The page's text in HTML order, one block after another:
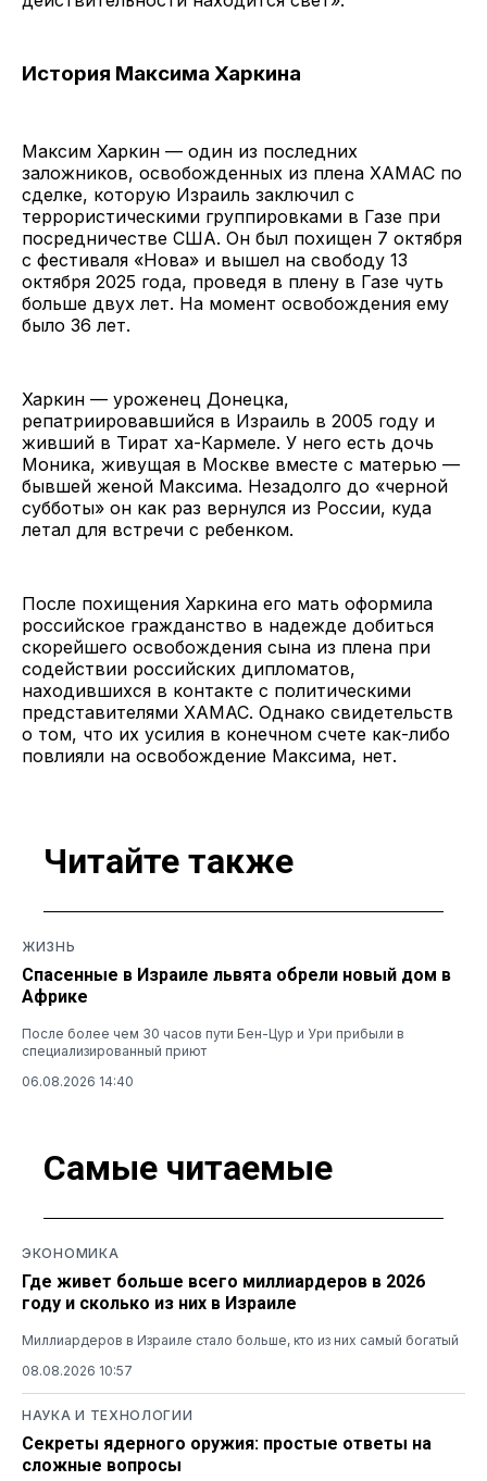
История Максима Харкина
Максим Харкин — один из последних
заложников, освобожденных из плена ХАМАС по
сделке, которую Израиль заключил с
террористическими группировками в Газе при
посредничестве США. Он был похищен 7 октября
с фестиваля «Нова» и вышел на свободу 13
октября 2025 года, проведя в плену в Газе чуть
больше двух лет. На момент освобождения ему
было 36 лет.
Харкин — уроженец Донецка,
репатриировавшийся в Израиль в 2005 году и
живший в Тират ха-Кармеле. У него есть дочь
Моника, живущая в Москве вместе с матерью —
бывшей женой Максима. Незадолго до «черной
субботы» он как раз вернулся из России, куда
летал для встречи с ребенком.
После похищения Харкина его мать оформила
российское гражданство в надежде добиться
скорейшего освобождения сына из плена при
содействии российских дипломатов,
находившихся в контакте с политическими
представителями ХАМАС. Однако свидетельств
о том, что их усилия в конечном счете как-либо
повлияли на освобождение Максима, нет.
Читайте также
ЖИЗНЬ
Спасенные в Израиле львята обрели новый дом в
Африке
После более чем 30 часов пути Бен-Цур и Ури прибыли в
специализированный приют
06.08.2026 14:40
Самые читаемые
ЭКОНОМИКА
Где живет больше всего миллиардеров в 2026
году и сколько из них в Израиле
Миллиардеров в Израиле стало больше, кто из них самый богатый
08.08.2026 10:57
НАУКА И ТЕХНОЛОГИИ
Секреты ядерного оружия: простые ответы на
сложные вопросы